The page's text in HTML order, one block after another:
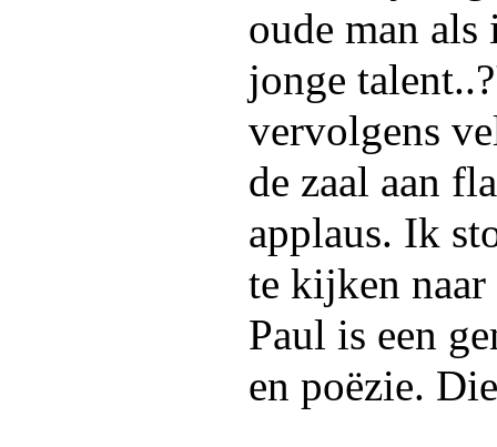
oude man als
jonge
vervolgens
de zaal aan
applaus. Ik
te kijken naar
Paul is een
en poëzie.